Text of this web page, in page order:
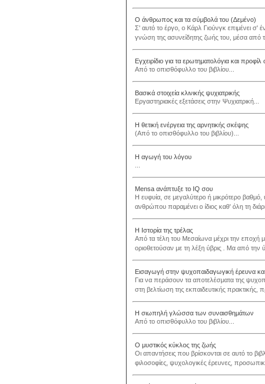
Ο άνθρωπος και τα σύμβολά του (Δεμένο)
Σ' αυτό το έργο, ο Κάρλ Γιούνγκ επιμένει σ'
γνώση της ασυνείδητης ζωής του, μέσα από
Εγχειρίδιο για τα ερωτηματολόγια και
Από το οπισθόφυλλο του βιβλίου...
Βασικά στοιχεία κλινικής ψυχιατρικής
Εργαστηριακές εξετάσεις στην Ψυχιατρική...
Η θετική ενέργεια της αρνητικής σκέψης
(Από το οπισθόφυλλο του βιβλίου)...
Η αγωγή του λόγου
Mensa ανάπτυξε το IQ σου
Η ευφυία, σε μεγαλύτερο ή μικρότερο
ανθρώπου παραμένει ο ίδιος καθ' όλη τη
Η Ιστορία της τρέλας
Από τα τέλη του Μεσαίωνα μέχρι την εποχή
οριοθετούσαν με τη λέξη ύβρις . Μα από την
Εισαγωγή στην ψυχοπαιδαγωγική έρευνα
Για να περάσουν τα αποτελέσματα της
στη βελτίωση της εκπαιδευτικής πρακτικής,
Η σιωπηλή γλώσσα των συναισθημάτων
Από το οπισθόφυλλο του βιβλίου...
Ο μυστικός κύκλος της ζωής
Οι απαντήσεις που βρίσκονται σε αυτό το
φιλοσοφίες, ψυχολογικές έρευνες,